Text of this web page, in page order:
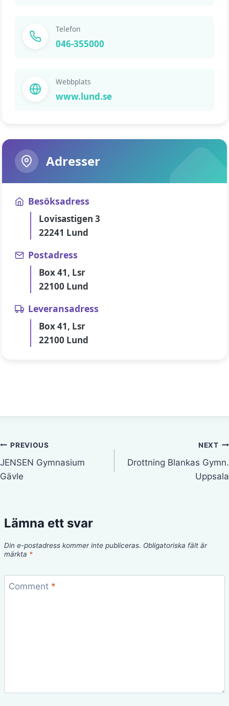
Telefon
046-355000
Webbplats
www.lund.se
Adresser
Besöksadress
Lovisastigen 3
22241 Lund
Postadress
Box 41, Lsr
22100 Lund
Leveransadress
Box 41, Lsr
22100 Lund
Inläggsnavigering
PREVIOUS
JENSEN Gymnasium
Gävle
NEXT
Drottning Blankas Gymn.
Uppsala
Lämna ett svar
Din e-postadress kommer inte publiceras. Obligatoriska fält är
märkta *
Comment *